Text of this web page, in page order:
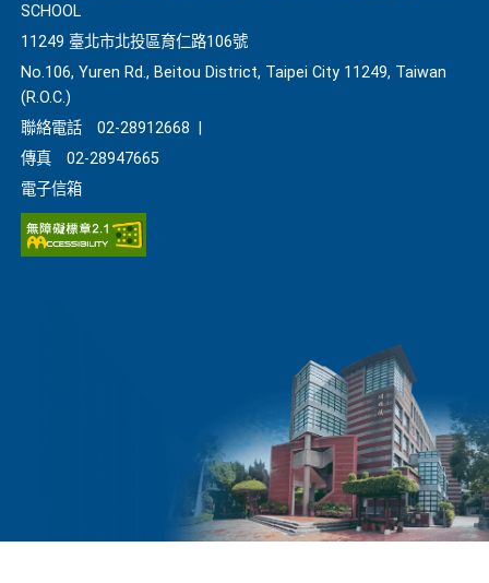
SCHOOL
11249 臺北市北投區育仁路106號
No.106, Yuren Rd., Beitou District, Taipei City 11249, Taiwan
(R.O.C.)
聯絡電話
02-28912668
傳真
02-28947665
電子信箱